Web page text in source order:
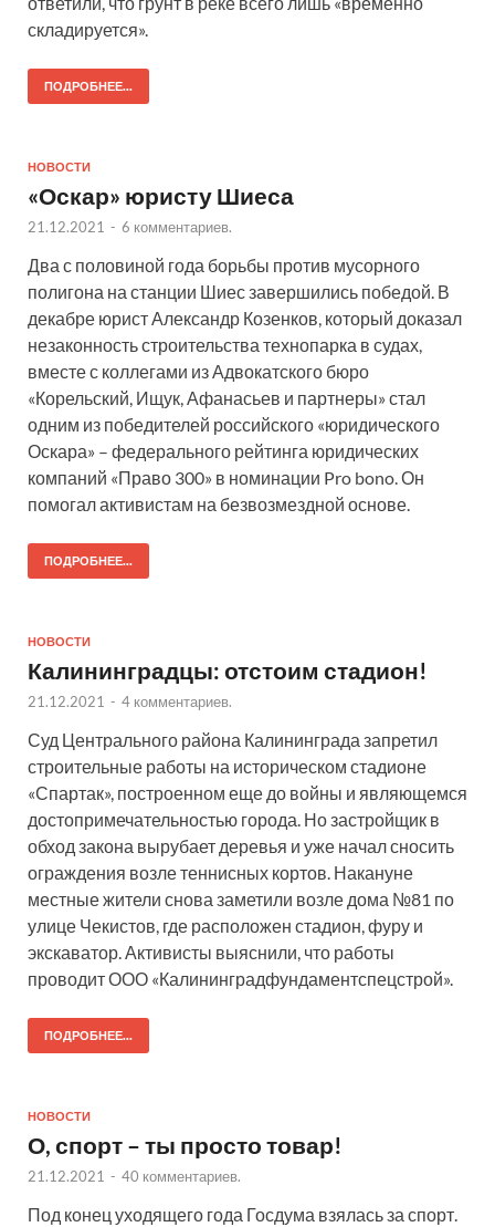
складируется».
ПОДРОБНЕЕ...
НОВОСТИ
«Оскар» юристу Шиеса
21.12.2021 - 6 комментариев.
Два с половиной года борьбы против мусорного
полигона на станции Шиес завершились победой. В
декабре юрист Александр Козенков, который доказал
незаконность строительства технопарка в судах,
вместе с коллегами из Адвокатского бюро
«Корельский, Ищук, Афанасьев и партнеры» стал
одним из победителей российского «юридического
Оскара» – федерального рейтинга юридических
компаний «Право 300» в номинации Pro bono. Он
помогал активистам на безвозмездной основе.
ПОДРОБНЕЕ...
НОВОСТИ
Калининградцы: отстоим стадион!
21.12.2021 - 4 комментариев.
Суд Центрального района Калининграда запретил
строительные работы на историческом стадионе
«Спартак», построенном еще до войны и являющемся
достопримечательностью города. Но застройщик в
обход закона вырубает деревья и уже начал сносить
ограждения возле теннисных кортов. Накануне
местные жители снова заметили возле дома №81 по
улице Чекистов, где расположен стадион, фуру и
экскаватор. Активисты выяснили, что работы
проводит ООО «Калининградфундаментспецстрой».
ПОДРОБНЕЕ...
НОВОСТИ
О, спорт – ты просто товар!
21.12.2021 - 40 комментариев.
Под конец уходящего года Госдума взялась за спорт.